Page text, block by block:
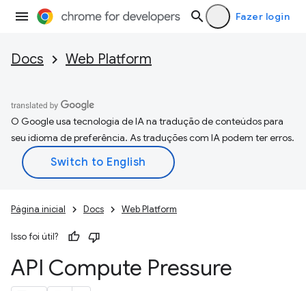
Fazer login
Docs Web Platform
O Google usa tecnologia de IA na tradução de conteúdos para
seu idioma de preferência. As traduções com IA podem ter erros.
Página inicial Docs Web Platform
Isso foi útil?
API Compute Pressure